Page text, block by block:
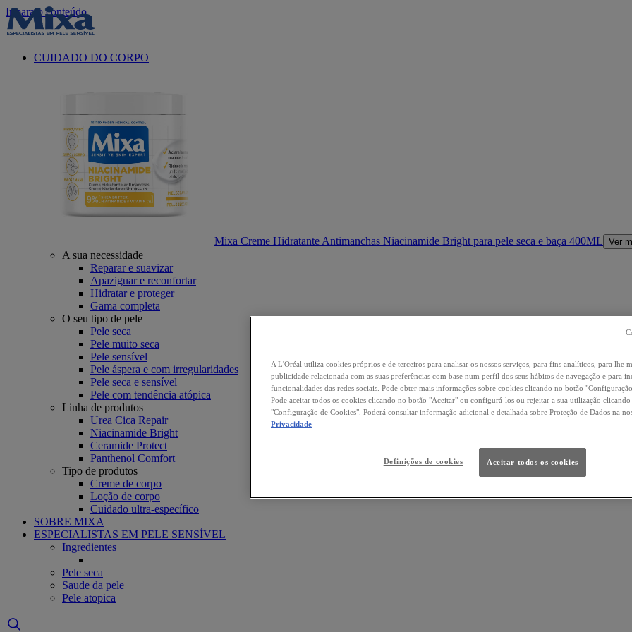
Ir para o conteúdo
CUIDADO DO CORPO
Mixa Creme Hidratante Antimanchas Niacinamide Bright para pele seca e baça 400ML Ver
A sua necessidade
Reparar e suavizar
Apaziguar e reconfortar
Hidratar e proteger
Gama completa
O seu tipo de pele
Pele seca
Pele muito seca
Pele sensível
Pele áspera e com irregularidades
Pele seca e sensível
Pele com tendência atópica
Linha de produtos
Urea Cica Repair
Niacinamide Bright
Ceramide Protect
Panthenol Comfort
Tipo de produtos
Creme de corpo
Loção de corpo
Cuidado ultra-específico
SOBRE MIXA
ESPECIALISTAS EM PELE SENSÍVEL
Ingredientes
Pele seca
Saude da pele
Pele atopica
A L'Oréal utiliza cookies próprios e de terceiros para analisar os nossos serviços, para fins analíticos, para lhe
publicidade relacionada com as suas preferências com base num perfil dos seus hábitos de navegação e para
funcionalidades das redes sociais. Pode obter mais informações sobre cookies clicando no botão
Pode aceitar todos os cookies clicando no botão "Aceitar" ou configurá-los ou rejeitar a sua utilização
"Configuração de Cookies". Poderá consultar informação adicional e detalhada sobre Proteção de Dados na
Privacidade
Definições de cookies Aceitar todos os cookies